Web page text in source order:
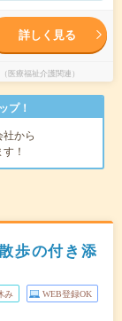
詳しく見る
療福祉介護関連）
プ！
社から
！
歩の付き添
み WEB登録OK